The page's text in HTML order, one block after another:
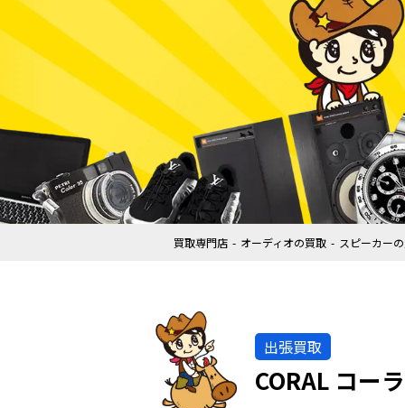
買取専門店 オーディオの買取 スピーカー
出張買取
CORAL コー